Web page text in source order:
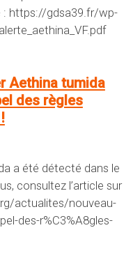
: https://gdsa39.fr/wp-
Aethina tumida
des règles
a été détecté dans le
consultez l’article sur
actualites/nouveau-
des-r%C3%A8gles-